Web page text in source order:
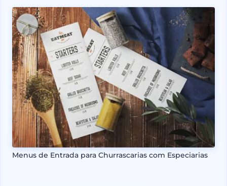
Menus de Entrada para Churrascarias com Especiarias